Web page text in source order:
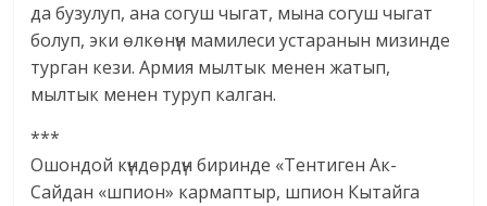
да бузулуп, ана согуш чыгат, мына согуш чыгат
болуп, эки өлкөнүн мамилеси устаранын мизинде
турган кези. Армия мылтык менен жатып,
мылтык менен туруп калган.
***
Ошондой күндөрдүн биринде «Тентиген Ак-
Сайдан «шпион» кармаптыр, шпион Кытайга